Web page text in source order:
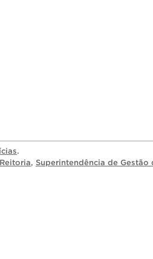
.
Reitoria, Superintendência de